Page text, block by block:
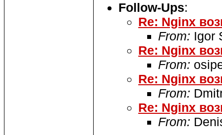
Follow-Ups:
Re: Nginx
From: Igor
Re: Nginx
From:
Re: Nginx
From:
Re: Nginx
From: